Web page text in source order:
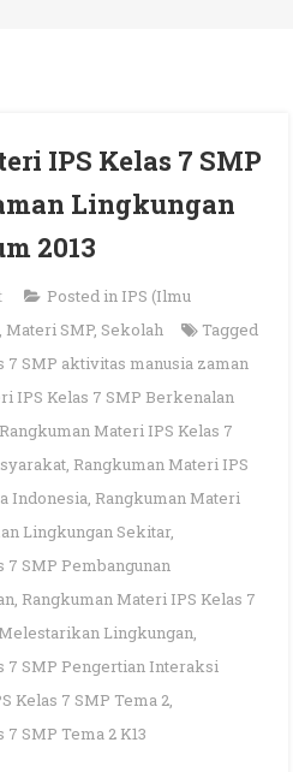
IPS Kelas 7 SMP
Lingkungan
2013
Posted in IPS (Ilmu
, Materi SMP, Sekolah
Tagged
7 SMP aktivitas manusia zaman
IPS Kelas 7 SMP Berkenalan
Rangkuman Materi IPS Kelas 7
, Rangkuman Materi IPS
Indonesia, Rangkuman Materi
Lingkungan Sekitar,
7 SMP Pembangunan
, Rangkuman Materi IPS Kelas 7
Lingkungan,
7 SMP Pengertian Interaksi
Kelas 7 SMP Tema 2,
SMP Tema 2 K13